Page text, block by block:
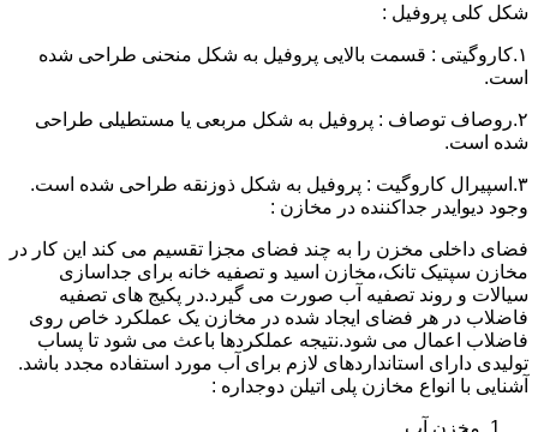
شکل کلی پروفیل :
۱.کاروگیتی : قسمت بالایی پروفیل به شکل منحنی طراحی شده
است.
۲.روصاف توصاف : پروفیل به شکل مربعی یا مستطیلی طراحی
شده است.
۳.اسپیرال کاروگیت : پروفیل به شکل ذوزنقه طراحی شده است.
وجود دیوایدر جداکننده در مخازن :
فضای داخلی مخزن را به چند فضای مجزا تقسیم می کند این کار در
مخازن سپتیک تانک،مخازن اسید و تصفیه خانه برای جداسازی
سیالات و روند تصفیه آب صورت می گیرد.در پکیج های تصفیه
فاضلاب در هر فضای ایجاد شده در مخازن یک عملکرد خاص روی
فاضلاب اعمال می شود.نتیجه عملکردها باعث می شود تا پساب
تولیدی دارای استانداردهای لازم برای آب مورد استفاده مجدد باشد.
آشنایی با انواع مخازن پلی اتیلن دوجداره :
مخزن آب